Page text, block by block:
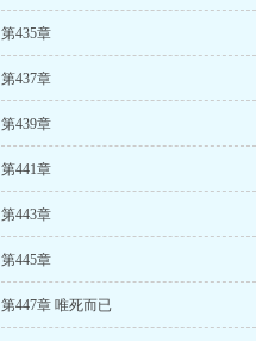
第435章
第437章
第439章
第441章
第443章
第445章
第447章 唯死而已